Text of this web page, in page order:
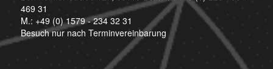
469 31
M.: +49 (0) 1579 - 234 32 31
Besuch nur nach Terminvereinbarung